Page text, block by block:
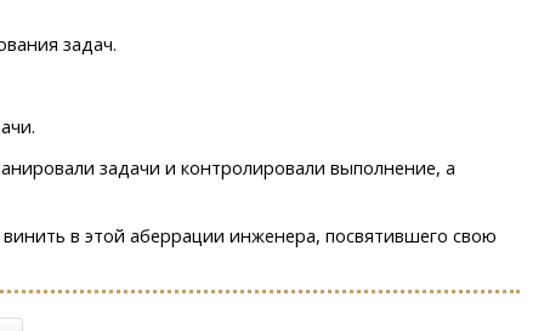
задач.
задачи и контролировали выполнение, а
в этой аберрации инженера, посвятившего свою